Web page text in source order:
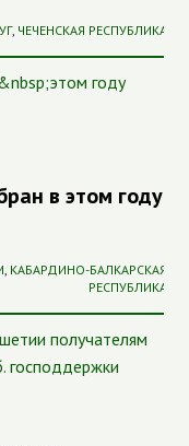
, ЧЕЧЕНСКАЯ РЕСПУБЛИКА
в этом году
, КАБАРДИНО-БАЛКАРСКАЯ
РЕСПУБЛИКА